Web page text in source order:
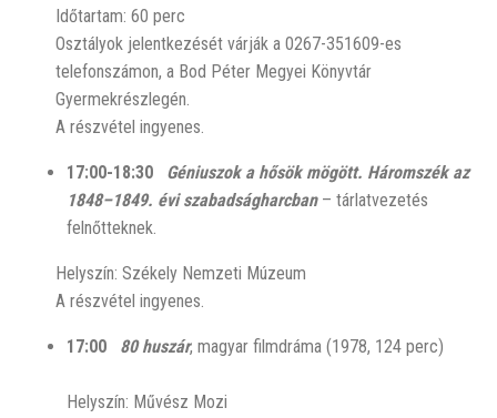
Időtartam: 60 perc
Osztályok jelentkezését várják a 0267-351609-es
telefonszámon, a Bod Péter Megyei Könyvtár
Gyermekrészlegén.
A részvétel ingyenes.
17:00-18:30 Géniuszok a hősök mögött. Háromszék az
1848–1849. évi szabadságharcban – tárlatvezetés
felnőtteknek.
Helyszín: Székely Nemzeti Múzeum
A részvétel ingyenes.
17:00 80 huszár, magyar filmdráma (1978, 124 perc)
Helyszín: Művész Mozi